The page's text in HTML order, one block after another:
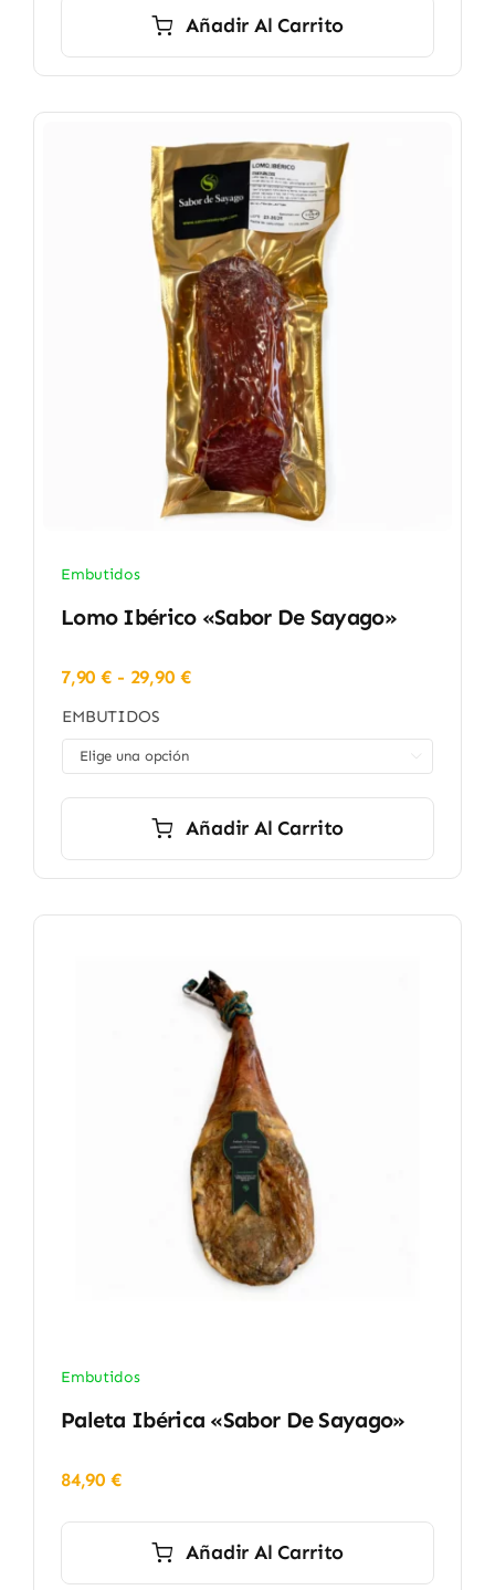
Añadir Al Carrito
Embutidos
Lomo Ibérico «Sabor De Sayago»
7,90€ - 29,90 €Rango
desde
EMBUTIDOS
Añadir Al Carrito
Embutidos
Paleta Ibérica «Sabor De Sayago»
84,90 €
Añadir Al Carrito